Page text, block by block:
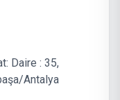
Daire : 35,
Antalya